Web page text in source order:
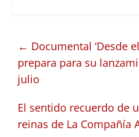
← Documental ‘Desde
prepara para su
julio
El sentido recuerdo de
reinas de La Compañía